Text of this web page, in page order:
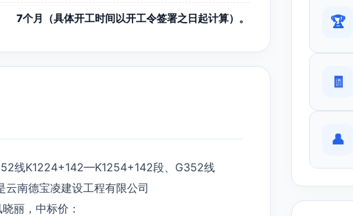
7个月（具体开工时间以开工令签署之日起计算）。
线K1224+142—K1254+142段、G352线
南德宝凌建设工程有限公司
丽，中标价：
🏆
🧾
👤